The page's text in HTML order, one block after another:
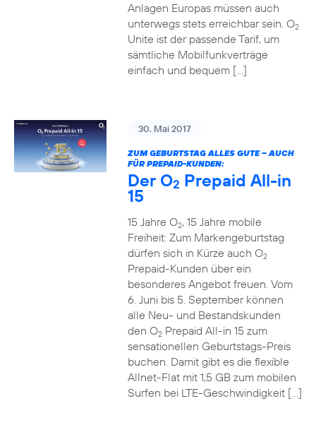
Anlagen Europas müssen auch
unterwegs stets erreichbar sein. O2
Unite ist der passende Tarif, um
sämtliche Mobilfunkverträge
einfach und bequem […]
30. Mai 2017
ZUM GEBURTSTAG ALLES GUTE – AUCH
FÜR PREPAID-KUNDEN:
Der O2 Prepaid All-in
15
15 Jahre O2, 15 Jahre mobile
Freiheit: Zum Markengeburtstag
dürfen sich in Kürze auch O2
Prepaid-Kunden über ein
besonderes Angebot freuen. Vom
6. Juni bis 5. September können
alle Neu- und Bestandskunden
den O2Prepaid All-in 15 zum
sensationellen Geburtstags-Preis
buchen. Damit gibt es die flexible
Allnet-Flat mit 1,5 GB zum mobilen
Surfen bei LTE-Geschwindigkeit […]